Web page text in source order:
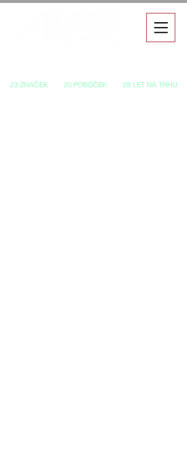
23 ZNAČEK 20 POBOČEK 28 LET NA TRHU